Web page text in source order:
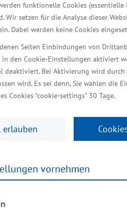
funktionelle Cookies
Wir setzen für die Analyse dieser
Dabei werden keine Cookies
Seiten Einbindungen von
in den Cookie-Einstellungen aktiviert
Bei Aktivierung wird durch
wird. Es sei denn, Sie wählen die
Cookies "cookie-settings" 30 Tage.
erlauben
vornehmen
für
Austausch
Bau und Tourismus
erste „Career Day
war, die
die Automobil-
bieten
Arbeitsfelder.